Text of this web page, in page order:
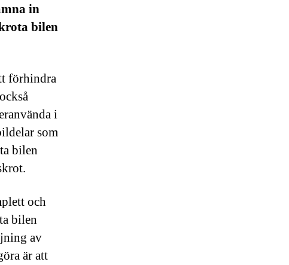
in
bilen
förhindra
i
som
bilen
och
bilen
av
är att